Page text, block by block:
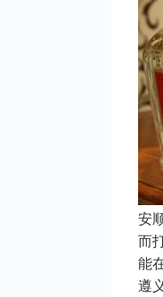
安
而
能
遵